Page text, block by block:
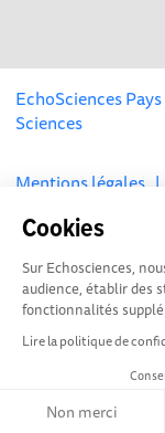
Cookies
Sur Echosciences,
audience, établir des
fonctionnalités
Lire la politique de
Non merci
EchoSciences
Sciences
Mentions légales |